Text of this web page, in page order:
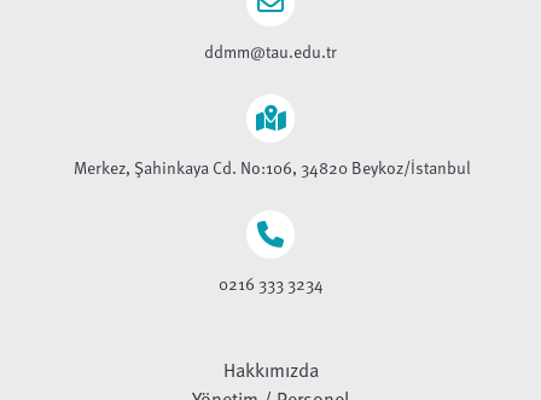
ddmm@tau.edu.tr
Merkez, Şahinkaya Cd. No:106, 34820 Beykoz/İstanbul
0216 333 3234
Hakkımızda